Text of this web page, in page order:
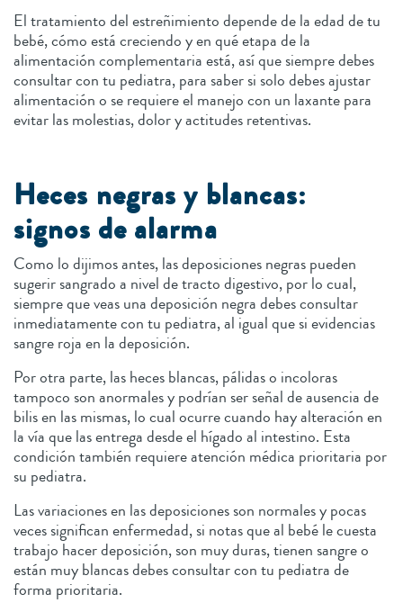
El tratamiento del estreñimiento depende de la edad de tu
bebé, cómo está creciendo y en qué etapa de la
alimentación complementaria está, así que siempre debes
consultar con tu pediatra, para saber si solo debes ajustar
alimentación o se requiere el manejo con un laxante para
evitar las molestias, dolor y actitudes retentivas.
Heces negras y blancas:
signos de alarma
Como lo dijimos antes, las deposiciones negras pueden
sugerir sangrado a nivel de tracto digestivo, por lo cual,
siempre que veas una deposición negra debes consultar
inmediatamente con tu pediatra, al igual que si evidencias
sangre roja en la deposición.
Por otra parte, las heces blancas, pálidas o incoloras
tampoco son anormales y podrían ser señal de ausencia de
bilis en las mismas, lo cual ocurre cuando hay alteración en
la vía que las entrega desde el hígado al intestino. Esta
condición también requiere atención médica prioritaria por
su pediatra.
Las variaciones en las deposiciones son normales y pocas
veces significan enfermedad, si notas que al bebé le cuesta
trabajo hacer deposición, son muy duras, tienen sangre o
están muy blancas debes consultar con tu pediatra de
forma prioritaria.